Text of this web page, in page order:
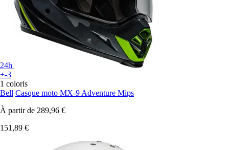
24h
+-3
1 coloris
Bell Casque moto MX-9 Adventure Mips
À partir de 289,96 €
151,89 €